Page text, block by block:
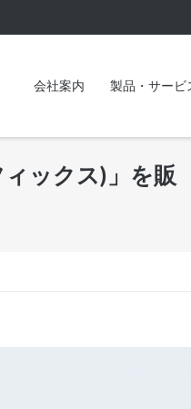
会社案内 製品・サービ
ックス)」を販